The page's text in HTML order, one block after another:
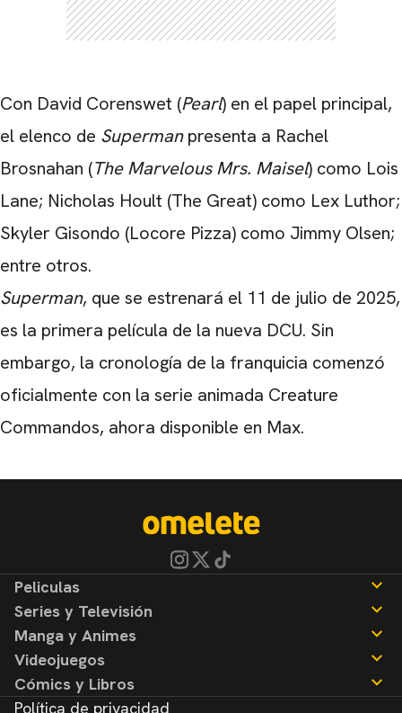
Con David Corenswet (Pearl) en el papel principal,
el elenco de Supermanpresenta a Rachel
Brosnahan (The Marvelous Mrs. Maisel) como Lois
Lane; Nicholas Hoult (The Great) como Lex Luthor;
Skyler Gisondo (Locore Pizza) como Jimmy Olsen;
entre otros.
Superman, que se estrenará el 11 de julio de 2025,
es la primera película de la nueva DCU. Sin
embargo, la cronología de la franquicia comenzó
oficialmente con la serie animada Creature
Commandos, ahora disponible en Max.
Peliculas
Noticias
Reseñas
Series y Televisión
Noticias
Reseñas
Manga y Animes
Noticias
Reseñas
Videojuegos
Noticias
Cómics y Libros
Política de privacidad